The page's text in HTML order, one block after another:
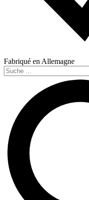
Fabriqué en Allemagne